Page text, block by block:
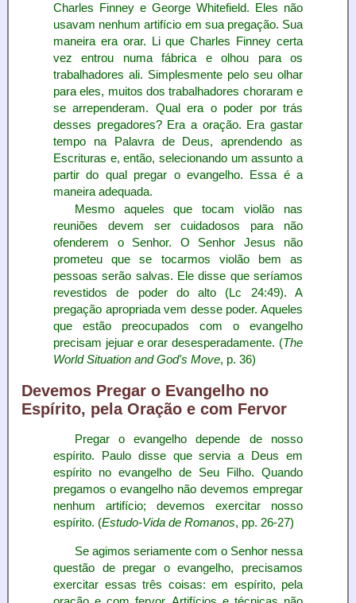
Charles Finney e George Whitefield. Eles não
usavam nenhum artifício em sua pregação. Sua
maneira era orar. Li que Charles Finney certa
vez entrou numa fábrica e olhou para os
trabalhadores ali. Simplesmente pelo seu olhar
para eles, muitos dos trabalhadores choraram e
se arrependeram. Qual era o poder por trás
desses pregadores? Era a oração. Era gastar
tempo na Palavra de Deus, aprendendo as
Escrituras e, então, selecionando um assunto a
partir do qual pregar o evangelho. Essa é a
maneira adequada.
Mesmo aqueles que tocam violão nas
reuniões devem ser cuidadosos para não
ofenderem o Senhor. O Senhor Jesus não
prometeu que se tocarmos violão bem as
pessoas serão salvas. Ele disse que seríamos
revestidos de poder do alto (Lc 24:49). A
pregação apropriada vem desse poder. Aqueles
que estão preocupados com o evangelho
precisam jejuar e orar desesperadamente. (The
World Situation and God's Move, p. 36)
Devemos Pregar o Evangelho no
Espírito, pela Oração e com Fervor
Pregar o evangelho depende de nosso
espírito. Paulo disse que servia a Deus em
espírito no evangelho de Seu Filho. Quando
pregamos o evangelho não devemos empregar
nenhum artifício; devemos exercitar nosso
espírito. (Estudo-Vida de Romanos, pp. 26-27)
Se agimos seriamente com o Senhor nessa
questão de pregar o evangelho, precisamos
exercitar essas três coisas: em espírito, pela